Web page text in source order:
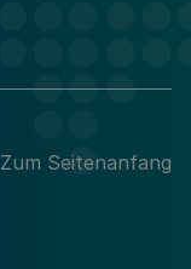
Zum Seitenanfang